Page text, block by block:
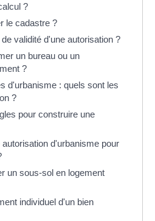
?
le cadastre ?
validité d'une autorisation ?
un bureau ou un
?
d'urbanisme : quels sont les
?
pour construire une
d'urbanisme pour
un sous-sol en logement
individuel d'un bien